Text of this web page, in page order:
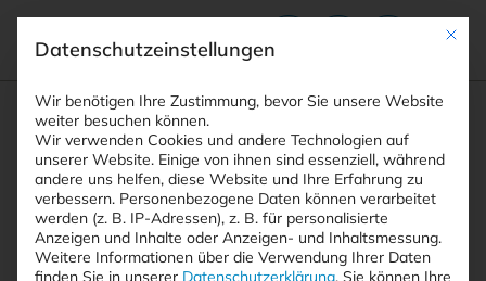
Suchfeld
Suchen
Breadcrumb-Navigation
STARTSEITE XDR
Mit
Datenschutzeinstellungen
Wir benötigen Ihre Zustimmung, bevor Sie unsere Website
weiter besuchen können.
Wir verwenden Cookies und andere Technologien auf
unserer Website. Einige von ihnen sind essenziell, während
andere uns helfen, diese Website und Ihre Erfahrung zu
verbessern. Personenbezogene Daten können verarbeitet
werden (z. B. IP-Adressen), z. B. für personalisierte
Anzeigen und Inhalte oder Anzeigen- und Inhaltsmessung.
Weitere Informationen über die Verwendung Ihrer Daten
finden Sie in unserer Datenschutzerklärung. Sie können Ihre